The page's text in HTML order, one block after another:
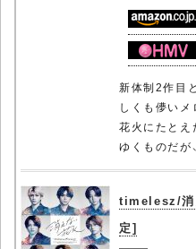
新体制2作目
しくも儚いメ
花火にたとえ
ゆくものだ
timelesz/消
定]